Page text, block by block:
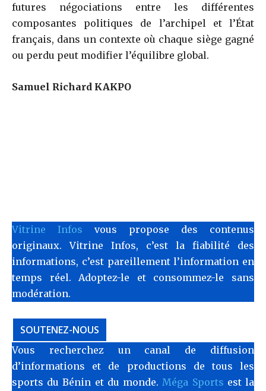
futures négociations entre les différentes
composantes politiques de l’archipel et l’État
français, dans un contexte où chaque siège gagné
ou perdu peut modifier l’équilibre global.
Samuel Richard KAKPO
Vitrine Infos vous propose des contenus
originaux. Vitrine Infos, c’est la fiabilité des
informations, c’est pareillement l’information en
temps réel. Adoptez-le et consommez-le sans
modération.
SOUTENEZ-NOUS
Vous recherchez un canal de diffusion
d’informations et de productions de tous les
sports du Bénin et du monde. Méga Sports est la